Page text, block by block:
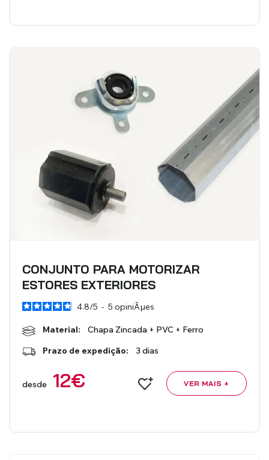
CONJUNTO PARA MOTORIZAR
ESTORES EXTERIORES
4.8/5 - 5 opiniÃµes
Material:
Chapa Zincada + PVC + Ferro
Prazo de expedição:
3 dias
desde 12€ VER MAIS +